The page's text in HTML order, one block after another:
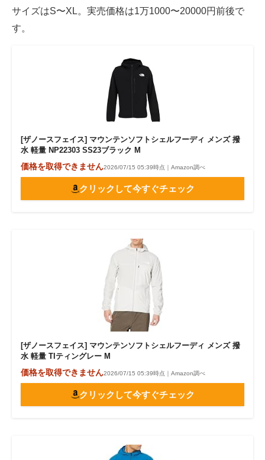
サイズはS〜XL。実売価格は1万1000〜20000円前後で
す。
[ザノースフェイス] マウンテンソフトシェルフーディ メンズ 撥
水 軽量 NP22303 SS23ブラック M
価格を取得できません2026/07/15 05:39時点｜Amazon調べ
クリックして今すぐチェック
[ザノースフェイス] マウンテンソフトシェルフーディ メンズ 撥
水 軽量 TIティングレー M
価格を取得できません2026/07/15 05:39時点｜Amazon調べ
クリックして今すぐチェック